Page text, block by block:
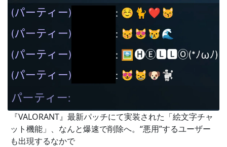
『VALORANT』最新パッチにて実装された「絵文字チャ
ット機能」、なんと爆速で削除へ。“悪用”するユーザー
も出現するなかで